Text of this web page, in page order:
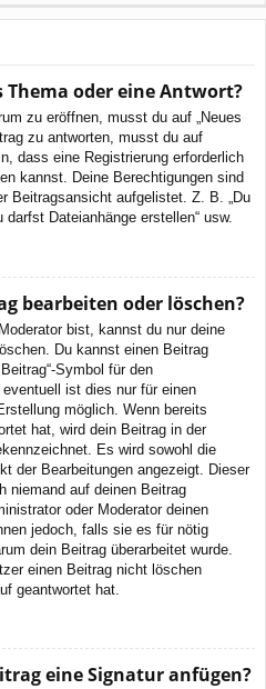
Thema oder eine Antwort?
zu eröffnen, musst du auf „Neues
zu antworten, musst du auf
dass eine Registrierung erforderlich
kannst. Deine Berechtigungen sind
Beitragsansicht aufgelistet. Z. B. „Du
darfst Dateianhänge erstellen“ usw.
bearbeiten oder löschen?
bist, kannst du nur deine
Du kannst einen Beitrag
Symbol für den
ist dies nur für einen
möglich. Wenn bereits
hat, wird dein Beitrag in der
Es wird sowohl die
der Bearbeitungen angezeigt. Dieser
niemand auf deinen Beitrag
oder Moderator deinen
jedoch, falls sie es für nötig
dein Beitrag überarbeitet wurde.
einen Beitrag nicht löschen
geantwortet hat.
eine Signatur anfügen?